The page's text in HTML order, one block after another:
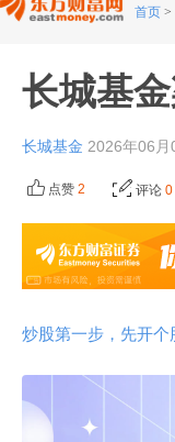
首页 >
长城基
长城基金 2026年06
点赞 2 评论 0
炒股第一步，先开个